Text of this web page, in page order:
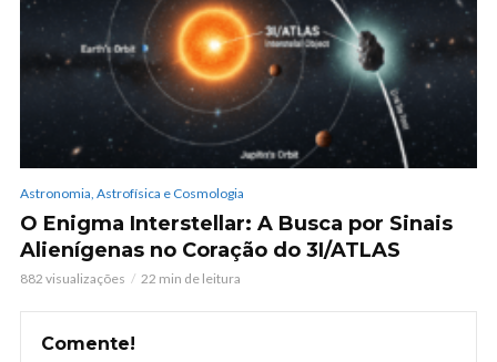
Astronomia, Astrofísica e Cosmologia
O Enigma Interstellar: A Busca por Sinais
Alienígenas no Coração do 3I/ATLAS
882 visualizações 22 min de leitura
Comente!